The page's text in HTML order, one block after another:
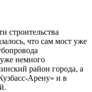
строительства
что сам мост уже
немного
район города, а
Арену» и в